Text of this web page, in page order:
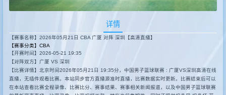
快讯
详情
【赛事名称】2026年05月21日 CBA 广厦 对阵 深圳【高清直播】
【赛事分类】 CBA
【开赛时间】2026-05-21 19:35
【对阵双方】广厦 VS 深圳
【比赛详情】北京时间2026年05月21日 19:35分，中国男子篮球联赛 : 广厦VS深圳高清在线
直播，无插件观看比赛。本站同步官方直播源准时直播，比赛数据实时更新。比赛结束后可以
在本站查看比赛全程录像、比赛比分、赛事结果、赛事相关新闻报道，以及中国男子篮球联赛